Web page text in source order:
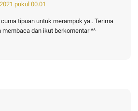
pukul 00.01
tipuan untuk merampok ya.. Terima
membaca dan ikut berkomentar ^^